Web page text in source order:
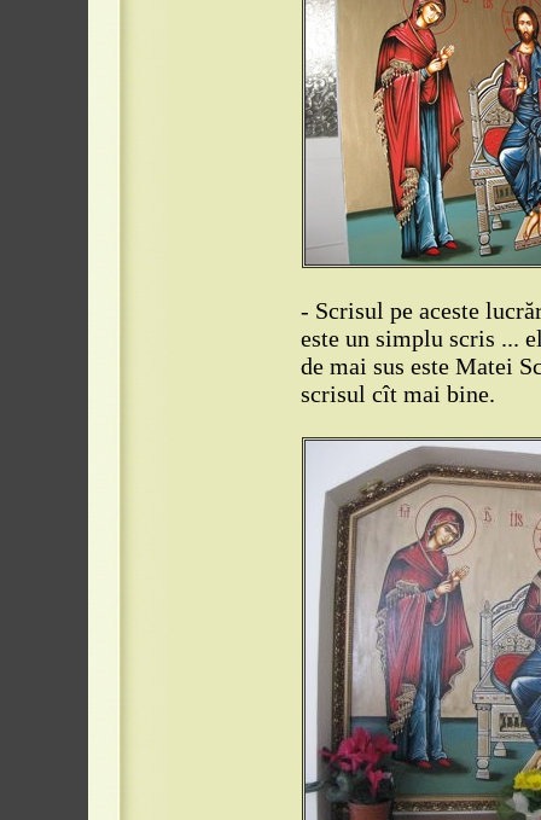
- Scrisul pe aceste
este un simplu scris ...
de mai sus este Matei
scrisul cît mai bine.